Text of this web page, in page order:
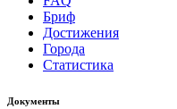
Бриф
Достижения
Города
Статистика
Документы